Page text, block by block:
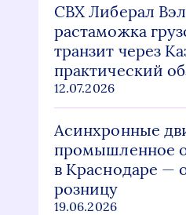
СВХ Либерал
растаможка
транзит через
практический
12.07.2026
Асинхронные
промышленное
в Краснодаре —
розницу
19.06.2026